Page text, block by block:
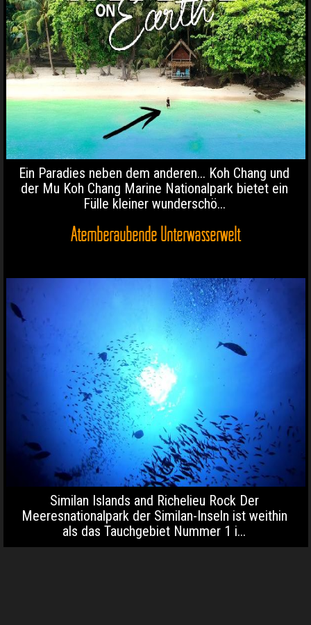
Ein Paradies neben dem anderen... Koh Chang und
der Mu Koh Chang Marine Nationalpark bietet ein
Fülle kleiner wunderschö...
Atemberaubende Unterwasserwelt
Similan Islands and Richelieu Rock Der
Meeresnationalpark der Similan-Inseln ist weithin
als das Tauchgebiet Nummer 1 i...